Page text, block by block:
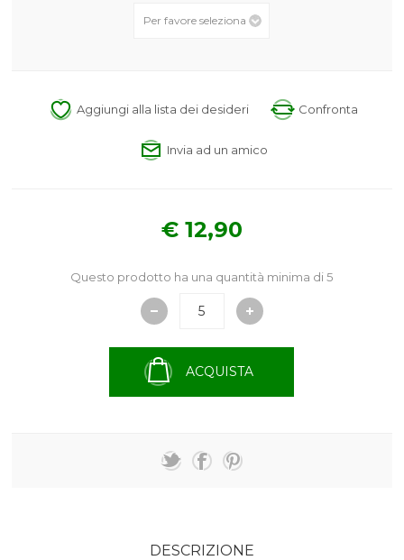
Aggiungi alla lista dei desideri Confronta
Invia ad un amico
€ 12,90
Questo prodotto ha una quantità minima di 5
ACQUISTA
DESCRIZIONE